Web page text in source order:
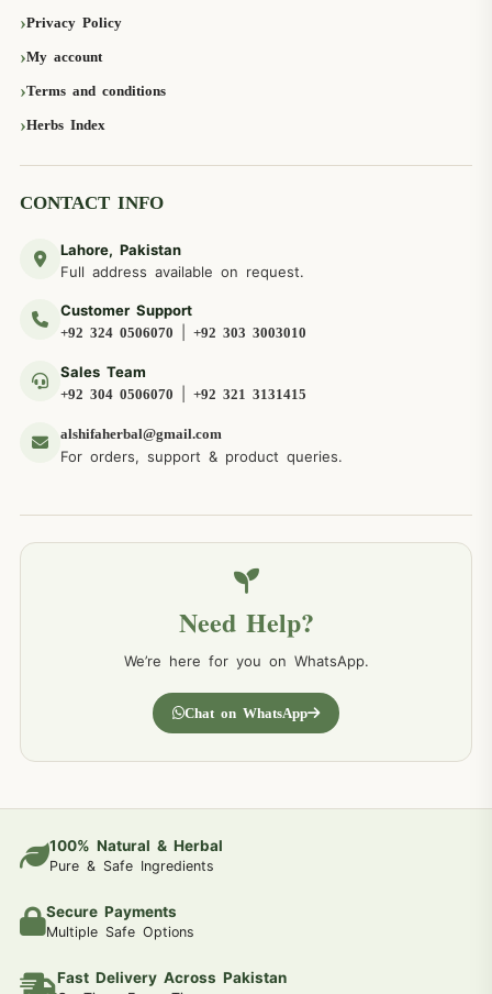
Privacy Policy
My account
Terms and conditions
Herbs Index
CONTACT INFO
Lahore, Pakistan
Full address available on request.
Customer Support
+92 324 0506070 +92 303 3003010
Sales Team
+92 304 0506070 +92 321 3131415
alshifaherbal@gmail.com
For orders, support & product queries.
Need Help?
We’re here for you on WhatsApp.
Chat on WhatsApp
100% Natural & Herbal
Pure & Safe Ingredients
Secure Payments
Multiple Safe Options
Fast Delivery Across Pakistan